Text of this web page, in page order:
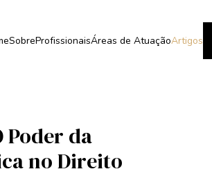
SobreProfissionaisÁreas de AtuaçãoArtigos
Poder da
no Direito